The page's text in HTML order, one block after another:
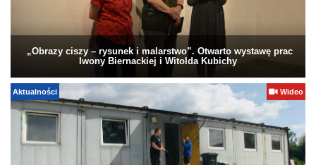
„Obrazy ciszy – rysunek i malarstwo”. Otwarto wystawę prac
Iwony Biernackiej i Witolda Kubichy
Aktualności Wideo